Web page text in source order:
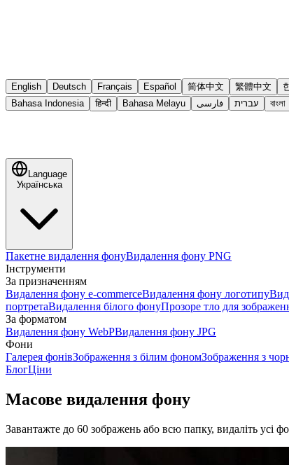
English Deutsch Français Español 简体中文 繁體中文
Bahasa Indonesia
हिन्दी Bahasa Melayu فارسی עברית বাংলা
Language
Українська
Пакетне видалення фонуВидалення фону PNG
Інструменти
За призначенням
Видалення фону e-commerceВидалення фону логотипу
портретаВидалення білого фонуПрозоре тло для
За форматом
Видалення фону WebPВидалення фону JPG
Фони
Галерея фонівЗображення з білим фономЗображення з
БлогЦіни
Масове видалення фону
Завантажте до 60 зображень або всю папку, видаліть усі